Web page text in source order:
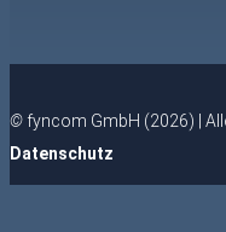
© fyncom GmbH (2026) |
Datenschutz